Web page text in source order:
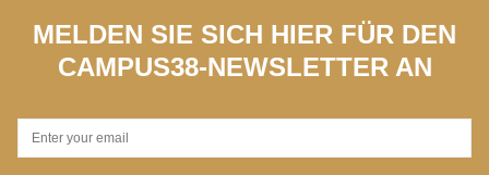
MELDEN SIE SICH HIER FÜR DEN
CAMPUS38-NEWSLETTER AN